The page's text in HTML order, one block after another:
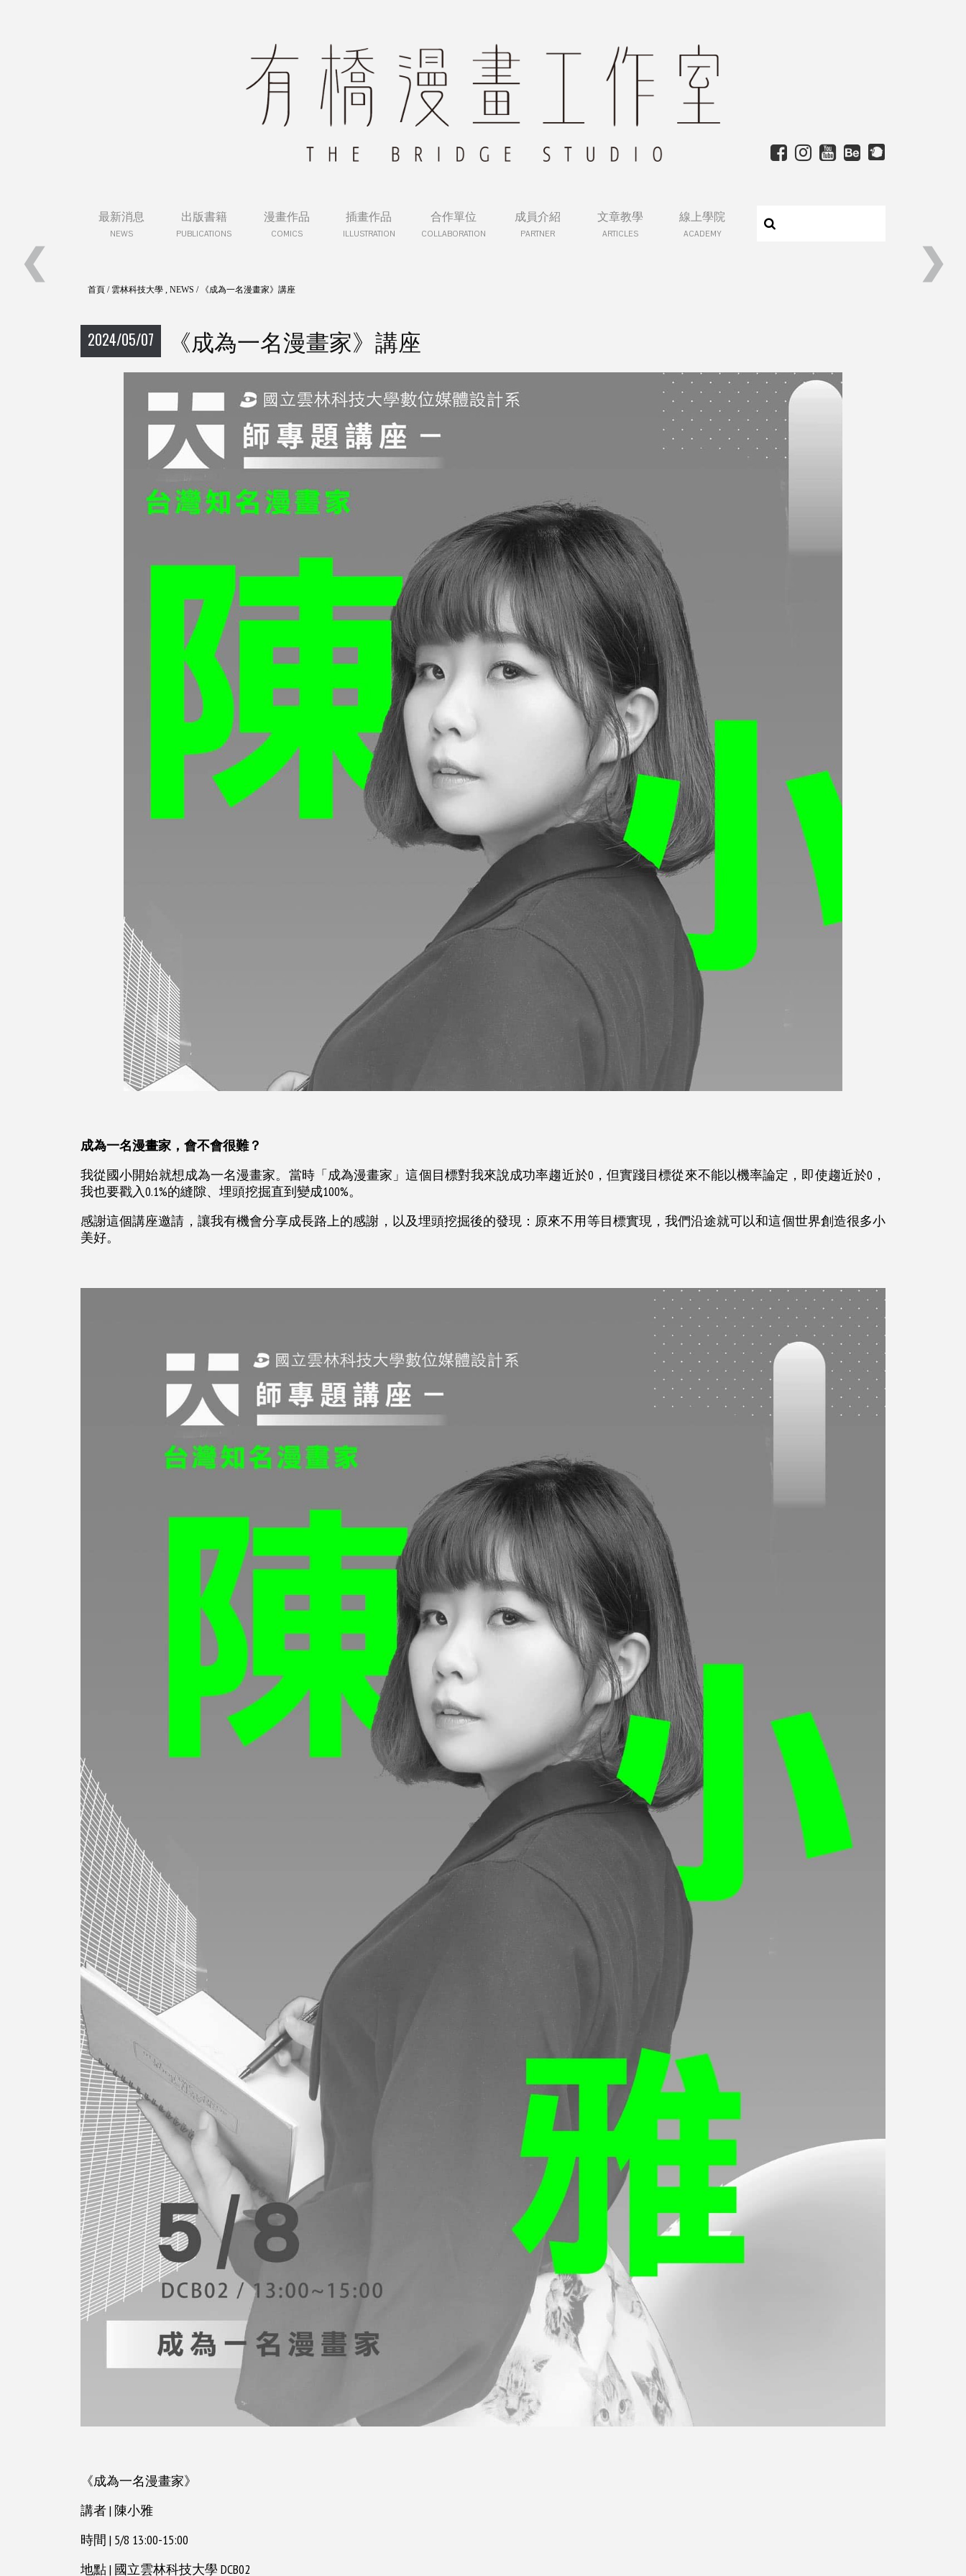
最新消息
NEWS
出版書籍
PUBLICATIONS
漫畫作品
COMICS
插畫作品
ILLUSTRATION
合作單位
COLLABORATION
成員介紹
PARTNER
文章教學
ARTICLES
線上學院
ACADEMY
首頁 / 雲林科技大學 , NEWS / 《成為一名漫畫家》講座
2024/05/07 《成為一名漫畫家》講座
成為一名漫畫家，會不會很難？
我從國小開始就想成為一名漫畫家。當時「成為漫畫家」這個目標對我來說成功率趨近於0，但實踐目標從來不能以機率論定，即使趨近於0，
我也要戳入0.1%的縫隙、埋頭挖掘直到變成100%。
感謝這個講座邀請，讓我有機會分享成長路上的感謝，以及埋頭挖掘後的發現：原來不用等目標實現，我們沿途就可以和這個世界創造很多小
美好。
《成為一名漫畫家》
講者 | 陳小雅
時間 | 5/8 13:00-15:00
地點 | 國立雲林科技大學 DCB02
❮ ❯